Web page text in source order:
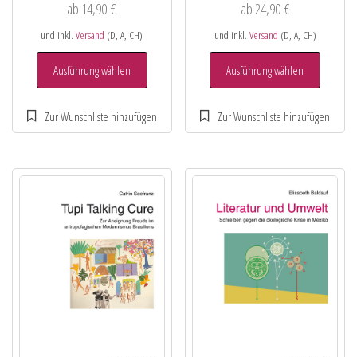
ab 14,90€
und inkl.Versand (D, A, CH)
Ausführung wählen
ab24,90 €
und inkl. Versand (D, A, CH)
Ausführung wählen